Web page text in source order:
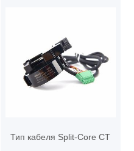
Тип кабеля Split-Core CT